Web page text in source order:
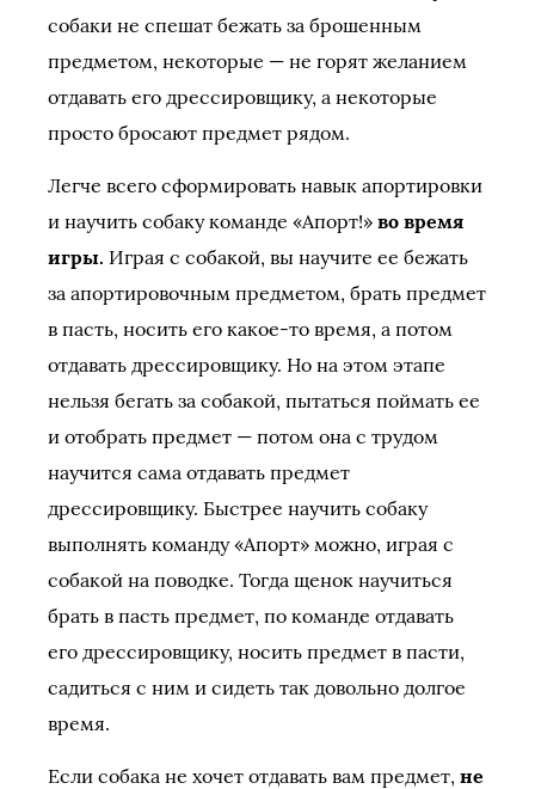
собаки не спешат бежать за брошенным
предметом, некоторые — не горят желанием
отдавать его дрессировщику, а некоторые
просто бросают предмет рядом.
Легче всего сформировать навык апортировки
и научить собаку команде «Апорт!» во время
игры. Играя с собакой, вы научите ее бежать
за апортировочным предметом, брать предмет
в пасть, носить его какое-то время, а потом
отдавать дрессировщику. Но на этом этапе
нельзя бегать за собакой, пытаться поймать ее
и отобрать предмет — потом она с трудом
научится сама отдавать предмет
дрессировщику. Быстрее научить собаку
выполнять команду «Апорт» можно, играя с
собакой на поводке. Тогда щенок научиться
брать в пасть предмет, по команде отдавать
его дрессировщику, носить предмет в пасти,
садиться с ним и сидеть так довольно долгое
время.
Если собака не хочет отдавать вам предмет, не